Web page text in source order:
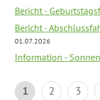
Bericht -
Bericht -
01.07.2026
Information -
1 2 3